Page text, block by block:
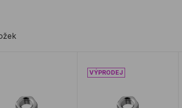
Matice přesná DIN 934 A2